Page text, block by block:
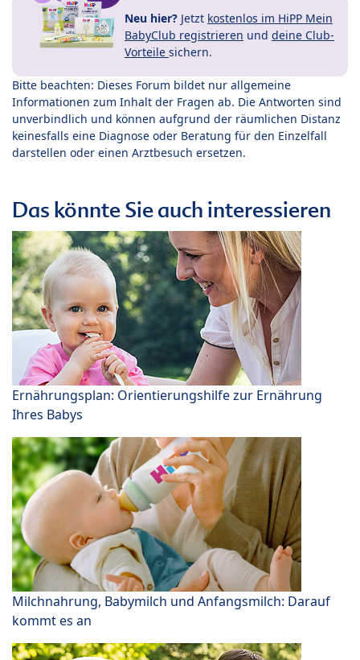
Neu hier? Jetzt kostenlos im HiPP Mein
BabyClub registrieren und deine Club-
Vorteile sichern.
Bitte beachten: Dieses Forum bildet nur allgemeine
Informationen zum Inhalt der Fragen ab. Die Antworten sind
unverbindlich und können aufgrund der räumlichen Distanz
keinesfalls eine Diagnose oder Beratung für den Einzelfall
darstellen oder einen Arztbesuch ersetzen.
Das könnte Sie auch interessieren
Ernährungsplan: Orientierungshilfe zur Ernährung
Ihres Babys
Milchnahrung, Babymilch und Anfangsmilch: Darauf
kommt es an